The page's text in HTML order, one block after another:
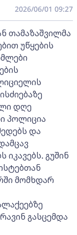
2026/06/01 09:27
თამაზაშვილმა
უწყების
დღე
პოლიცია
და
გუშინ
მომხდარ
გასცემდა